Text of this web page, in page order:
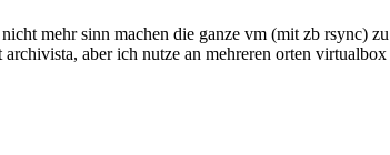
mehr sinn machen die ganze vm (mit zb rsync)
aber ich nutze an mehreren orten